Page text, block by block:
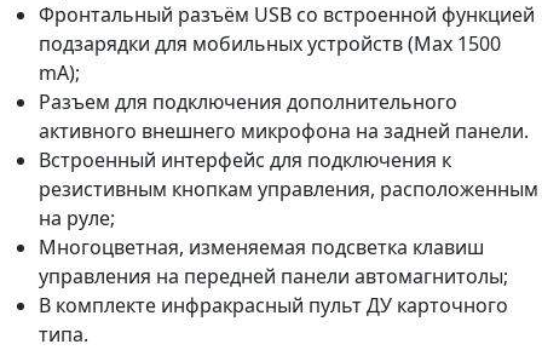
Фронтальный разъём USB со встроенной функцией
подзарядки для мобильных устройств (Мах 1500
mА);
Разъем для подключения дополнительного
активного внешнего микрофона на задней панели.
Встроенный интерфейс для подключения к
резистивным кнопкам управления, расположенным
на руле;
Многоцветная, изменяемая подсветка клавиш
управления на передней панели автомагнитолы;
В комплекте инфракрасный пульт ДУ карточного
типа.